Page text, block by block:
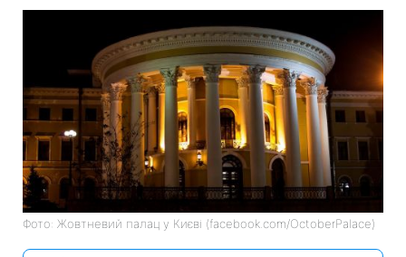
Фото: Жовтневий палац у Києві (facebook.com/OctoberPalace)